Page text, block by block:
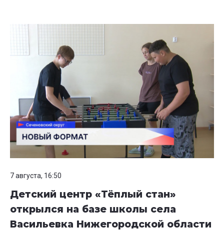
7 августа, 16:50
Детский центр «Тёплый стан»
открылся на базе школы села
Васильевка Нижегородской области